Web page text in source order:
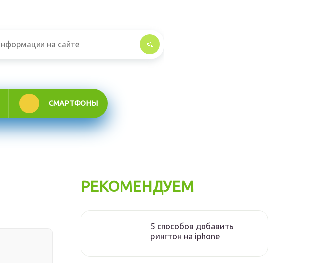
СМАРТФОНЫ
РЕКОМЕНДУЕМ
5 способов добавить
рингтон на iphone